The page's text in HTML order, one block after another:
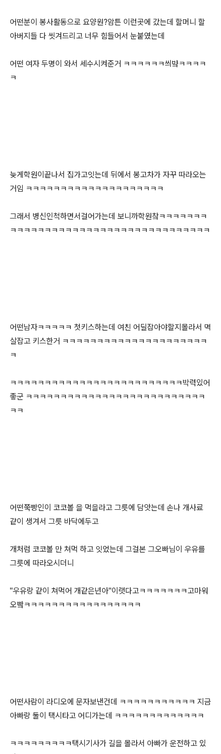
어떤분이 봉사활동으로 요양원?암튼 이런곳에 갔는데 할머니 할
아버지들 다 씻겨드리고 너무 힘들어서 눈붙였는데
어떤 여자 두명이 와서 세수시켜준거 ㅋㅋㅋㅋㅋㅋ씌뱤ㅋㅋㅋㅋ
ㅋ
늦게학원이끝나서 집가고잇는데 뒤에서 봉고차가 자꾸 따라오는
거임 ㅋㅋㅋㅋㅋㅋㅋㅋㅋㅋㅋㅋㅋㅋㅋㅋㅋㅋㅋㅋ
그래서 병신인척하면서걸어가는데 보니까학원챀ㅋㅋㅋㅋㅋㅋㅋ
ㅋㅋㅋㅋㅋㅋㅋㅋㅋㅋㅋㅋㅋㅋㅋㅋㅋㅋㅋㅋㅋㅋㅋㅋㅋㅋㅋㅋㅋ
어떤남자ㅋㅋㅋㅋㅋ 첫키스하는데 여친 어딜잡아야할지몰라서 멱
살잡고 키스한거 ㅋㅋㅋㅋㅋㅋㅋㅋㅋㅋㅋㅋㅋㅋㅋㅋㅋㅋㅋㅋㅋ
ㅋ
ㅋㅋㅋㅋㅋㅋㅋㅋㅋㅋㅋㅋㅋㅋㅋㅋㅋㅋㅋㅋㅋㅋㅋㅋㅋ박력있어
좋군 ㅋㅋㅋㅋㅋㅋㅋㅋㅋㅋㅋㅋㅋㅋㅋㅋㅋㅋㅋㅋㅋㅋㅋㅋㅋㅋ
ㅋㅋ
어떤쭉빵인이 코코볼 을 먹을라고 그릇에 담앗는데 손나 개사료
같이 생겨서 그릇 바닥에두고
개처럼 코코볼 만 쳐먹 하고 잇었는데 그걸본 그오빠님이 우유를
그릇에 따라오시더니
"우유랑 같이 쳐먹어 개같은년아"이랫다고ㅋㅋㅋㅋㅋㅋㅋ고마워
오빸ㅋㅋㅋㅋㅋㅋㅋㅋㅋㅋㅋㅋㅋㅋㅋㅋㅋ
어떤사람이 라디오에 문자보낸건데 ㅋㅋㅋㅋㅋㅋㅋㅋㅋㅋㅋ 지금
아빠랑 둘이 택시타고 어디가는데 ㅋㅋㅋㅋㅋㅋㅋㅋㅋㅋㅋㅋㅋ
ㅋㅋㅋㅋㅋㅋㅋㅋㅋ택시기사가 길을 몰라서 아빠가 운전하고 있